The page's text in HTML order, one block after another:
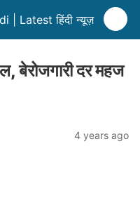
| Latest हिंदी न्यूज़
बेरोजगारी दर महज
4 years ago